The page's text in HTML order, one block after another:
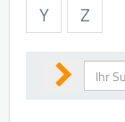
Y
Z
Suchen